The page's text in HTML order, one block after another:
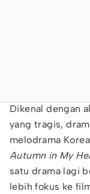
Dikenal dengan
yang tragis,
melodrama
Autumn in My
satu drama lagi
lebih fokus ke